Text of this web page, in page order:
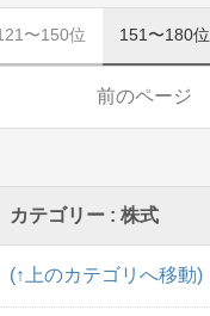
〜150位 151〜180位
前のページ
カテゴリー : 株式
(↑上のカテゴリへ移動)